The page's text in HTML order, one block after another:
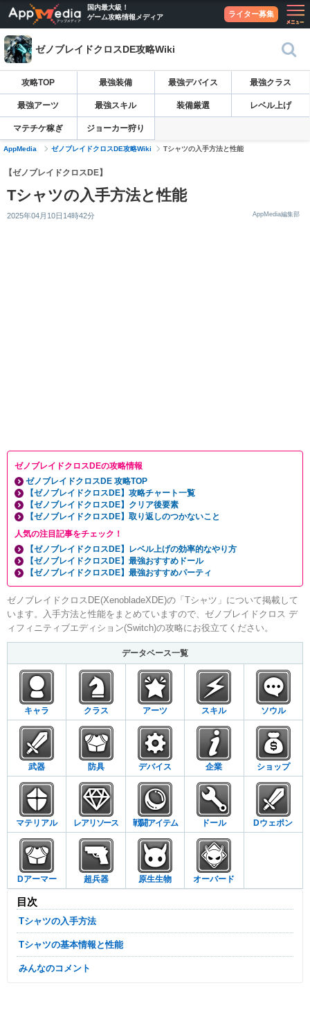
国内最大級！
ゲーム攻略情報メディア
ライター募集
ゼノブレイドクロスDE攻略Wiki
攻略TOP 最強装備 最強デバイス 最強クラス
最強アーツ 最強スキル 装備厳選 レベル上げ
マテチケ稼ぎ ジョーカー狩り
AppMedia ゼノブレイドクロスDE攻略Wiki Tシャツの入手方法と性能
【ゼノブレイドクロスDE】
Tシャツの入手方法と性能
2025年04月10日14時42分 AppMedia編集部
ゼノブレイドクロスDEの攻略情報
ゼノブレイドクロスDE 攻略TOP
【ゼノブレイドクロスDE】攻略チャート一覧
【ゼノブレイドクロスDE】クリア後要素
【ゼノブレイドクロスDE】取り返しのつかないこと
人気の注目記事をチェック！
【ゼノブレイドクロスDE】レベル上げの効率的なやり方
【ゼノブレイドクロスDE】最強おすすめドール
【ゼノブレイドクロスDE】最強おすすめパーティ
ゼノブレイドクロスDE(XenobladeXDE)の「Tシャツ」について掲載して
います。入手方法と性能をまとめていますので、ゼノブレイドクロス デ
ィフィニティブエディション(Switch)の攻略にお役立てください。
データベース一覧
キャラ クラス アーツ スキル ソウル
武器 防具 デバイス 企業 ショップ
マテリアル レアリソース 戦闘アイテム ドール Dウェポン
Dアーマー 超兵器 原生生物 オーバード
目次
Tシャツの入手方法
Tシャツの基本情報と性能
みんなのコメント